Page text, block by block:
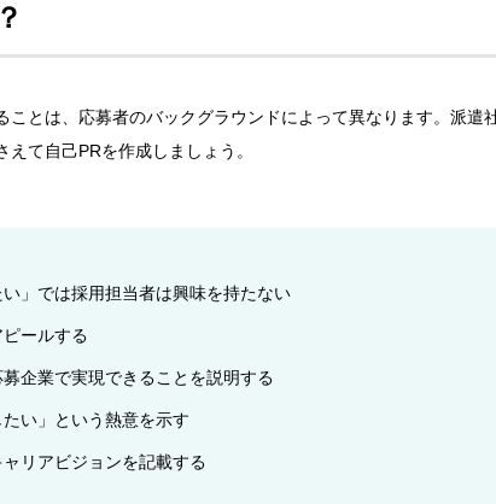
ことは、応募者のバックグラウンドによって異なります。派遣
て自己PRを作成しましょう。
い」では採用担当者は興味を持たない
ールする
企業で実現できることを説明する
たい」という熱意を示す
リアビジョンを記載する